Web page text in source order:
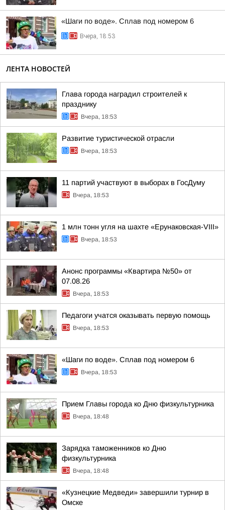
«Шаги по воде». Сплав под номером 6
Вчера, 18:53
ЛЕНТА НОВОСТЕЙ
Глава города наградил строителей к
празднику
Вчера, 18:53
Развитие туристической отрасли
Вчера, 18:53
11 партий участвуют в выборах в ГосДуму
Вчера, 18:53
1 млн тонн угля на шахте «Ерунаковская-VIII»
Вчера, 18:53
Анонс программы «Квартира №50» от
07.08.26
Вчера, 18:53
Педагоги учатся оказывать первую помощь
Вчера, 18:53
«Шаги по воде». Сплав под номером 6
Вчера, 18:53
Прием Главы города ко Дню физкультурника
Вчера, 18:48
Зарядка таможенников ко Дню
физкультурника
Вчера, 18:48
«Кузнецкие Медведи» завершили турнир в
Омске